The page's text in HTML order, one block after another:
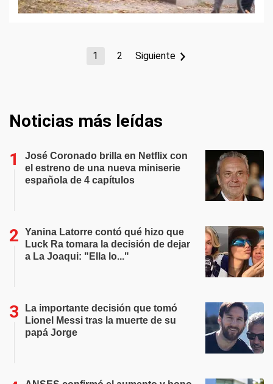
1 2 Siguiente
Noticias más leídas
José Coronado brilla en Netflix con
el estreno de una nueva miniserie
española de 4 capítulos
Yanina Latorre contó qué hizo que
Luck Ra tomara la decisión de dejar
a La Joaqui: "Ella lo..."
La importante decisión que tomó
Lionel Messi tras la muerte de su
papá Jorge